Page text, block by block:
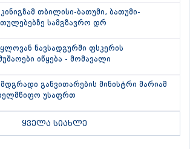
თბილისი-ბათუმი, ბათუმი-
სამგზავრო დრ
ნავსადგურში ფსკერის
იწყება - მომავალი
განვითარების მინისტრი მარიამ
უსაფრთ
ყველა სიახლე